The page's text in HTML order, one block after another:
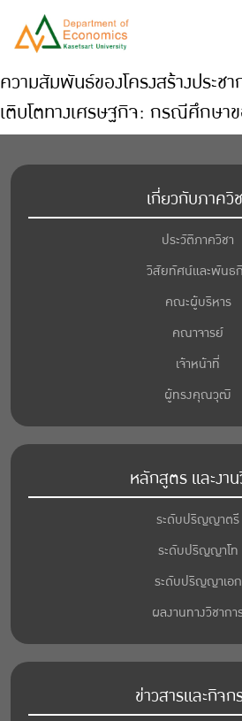
ความสัมพันธ์ของโครงสร้างประช
เติบโตทางเศรษฐกิจ: กรณีศึกษาข
เกี่ยวกับภาควิ
ประวัติภาควิชา
วิสัยทัศน์และพันธ
คณะผู้บริหาร
คณาจารย์
เจ้าหน้าที่
ผู้ทรงคุณวุฒิ
หลักสูตร และงา
ระดับปริญญาตรี
ระดับปริญญาโท
ระดับปริญญาเอก
ผลงานทางวิชากา
ข่าวสารและกิจก